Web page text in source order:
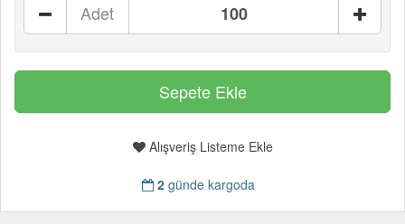
Adet
Alışveriş Listeme Ekle
2günde kargoda